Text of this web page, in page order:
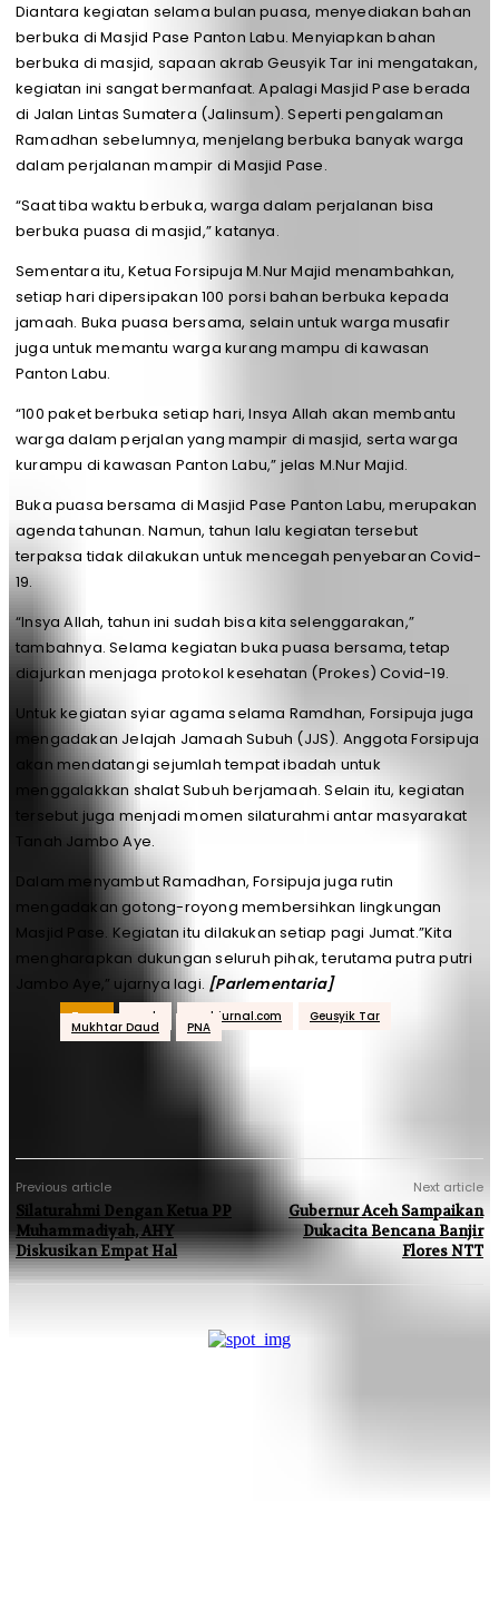
Diantara kegiatan selama bulan puasa, menyediakan bahan
berbuka di Masjid Pase Panton Labu. Menyiapkan bahan
berbuka di masjid, sapaan akrab Geusyik Tar ini mengatakan,
kegiatan ini sangat bermanfaat. Apalagi Masjid Pase berada
di Jalan Lintas Sumatera (Jalinsum). Seperti pengalaman
Ramadhan sebelumnya, menjelang berbuka banyak warga
dalam perjalanan mampir di Masjid Pase.
“Saat tiba waktu berbuka, warga dalam perjalanan bisa
berbuka puasa di masjid,” katanya.
Sementara itu, Ketua Forsipuja M.Nur Majid menambahkan,
setiap hari dipersipakan 100 porsi bahan berbuka kepada
jamaah. Buka puasa bersama, selain untuk warga musafir
juga untuk memantu warga kurang mampu di kawasan
Panton Labu.
“100 paket berbuka setiap hari, Insya Allah akan membantu
warga dalam perjalan yang mampir di masjid, serta warga
kurampu di kawasan Panton Labu,” jelas M.Nur Majid.
Buka puasa bersama di Masjid Pase Panton Labu, merupakan
agenda tahunan. Namun, tahun lalu kegiatan tersebut
terpaksa tidak dilakukan untuk mencegah penyebaran Covid-
19.
“Insya Allah, tahun ini sudah bisa kita selenggarakan,”
tambahnya. Selama kegiatan buka puasa bersama, tetap
diajurkan menjaga protokol kesehatan (Prokes) Covid-19.
Untuk kegiatan syiar agama selama Ramdhan, Forsipuja juga
mengadakan Jelajah Jamaah Subuh (JJS). Anggota Forsipuja
akan mendatangi sejumlah tempat ibadah untuk
menggalakkan shalat Subuh berjamaah. Selain itu, kegiatan
tersebut juga menjadi momen silaturahmi antar masyarakat
Tanah Jambo Aye.
Dalam menyambut Ramadhan, Forsipuja juga rutin
mengadakan gotong-royong membersihkan lingkungan
Masjid Pase. Kegiatan itu dilakukan setiap pagi Jumat.”Kita
mengharapkan dukungan seluruh pihak, terutama putra putri
Jambo Aye,” ujarnya lagi. [Parlementaria]
Tags aceh acehjurnal.com Geusyik Tar
Mukhtar Daud PNA
Previous article
Silaturahmi Dengan Ketua PP
Muhammadiyah, AHY
Diskusikan Empat Hal
Next article
Gubernur Aceh Sampaikan
Dukacita Bencana Banjir
Flores NTT